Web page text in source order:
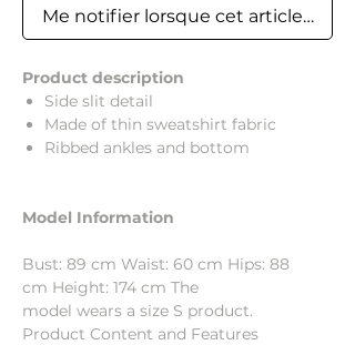
Me notifier lorsque cet article est
Product description
Side slit detail
Made of thin sweatshirt fabric
Ribbed ankles and bottom
Model Information
Bust: 89 cm Waist: 60 cm Hips: 88
cm Height: 174 cm The
model wears a size S product.
Product Content and Features